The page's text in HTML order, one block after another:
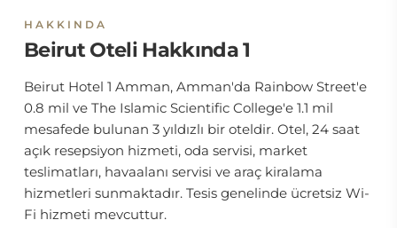
HAKKINDA
Beirut Oteli Hakkında 1
Beirut Hotel 1 Amman, Amman'da Rainbow Street'e
0.8 mil ve The Islamic Scientific College'e 1.1 mil
mesafede bulunan 3 yıldızlı bir oteldir. Otel, 24 saat
açık resepsiyon hizmeti, oda servisi, market
teslimatları, havaalanı servisi ve araç kiralama
hizmetleri sunmaktadır. Tesis genelinde ücretsiz Wi-
Fi hizmeti mevcuttur.